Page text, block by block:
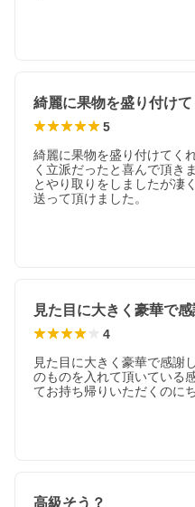
5
綺麗に果物を盛り付けてく
く立派だったと喜んで頂き
とやり取りをしましたが凄
送って頂けました。
4
見た目に大きく豪華で感謝
のものを入れて頂いている
てお持ち帰りいただくのに
高級そう？